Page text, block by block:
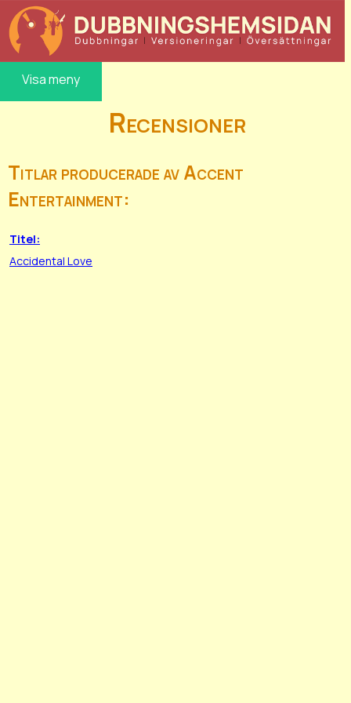
Visa meny
Recensioner
Titlar producerade av Accent
Entertainment:
Titel:
Accidental Love